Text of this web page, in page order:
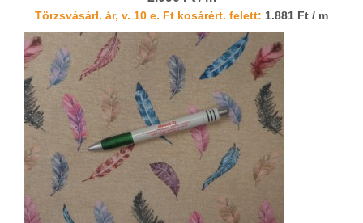
Törzsvásárl. ár, v. 10 e. Ft kosárért. felett: 1.881 Ft / m